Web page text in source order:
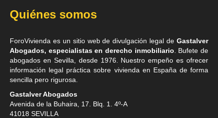
Quiénes somos
ForoVivienda es un sitio web de divulgación legal de Gastalver
Abogados, especialistas en derecho inmobiliario . Bufete de
abogados en Sevilla , desde 1976. Nuestro empeño es ofrecer
información legal práctica sobre vivienda en España de forma
sencilla pero rigurosa.
Gastalver Abogados
Avenida de la Buhaira, 17. Blq. 1. 4º-A
41018 SEVILLA